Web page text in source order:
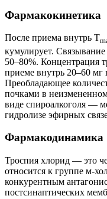
Фармакокинетика
После приема внутрь T
кумулирует.
50–80%. Концентрация
приеме внутрь 20–60 мг
Преобладающее
почками в
виде спироалкоголя —
гидролизе эфирных
Фармакодинамика
Троспия хлорид — это
относится к группе м-
конкурентным
постсинаптических